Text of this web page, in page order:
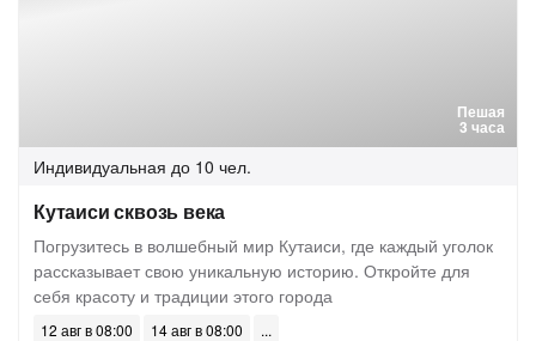
Пешая
3 часа
Индивидуальная до 10 чел.
Кутаиси сквозь века
Погрузитесь в волшебный мир Кутаиси, где каждый уголок
рассказывает свою уникальную историю. Откройте для
себя красоту и традиции этого города
12 авг в 08:00
14 авг в 08:00